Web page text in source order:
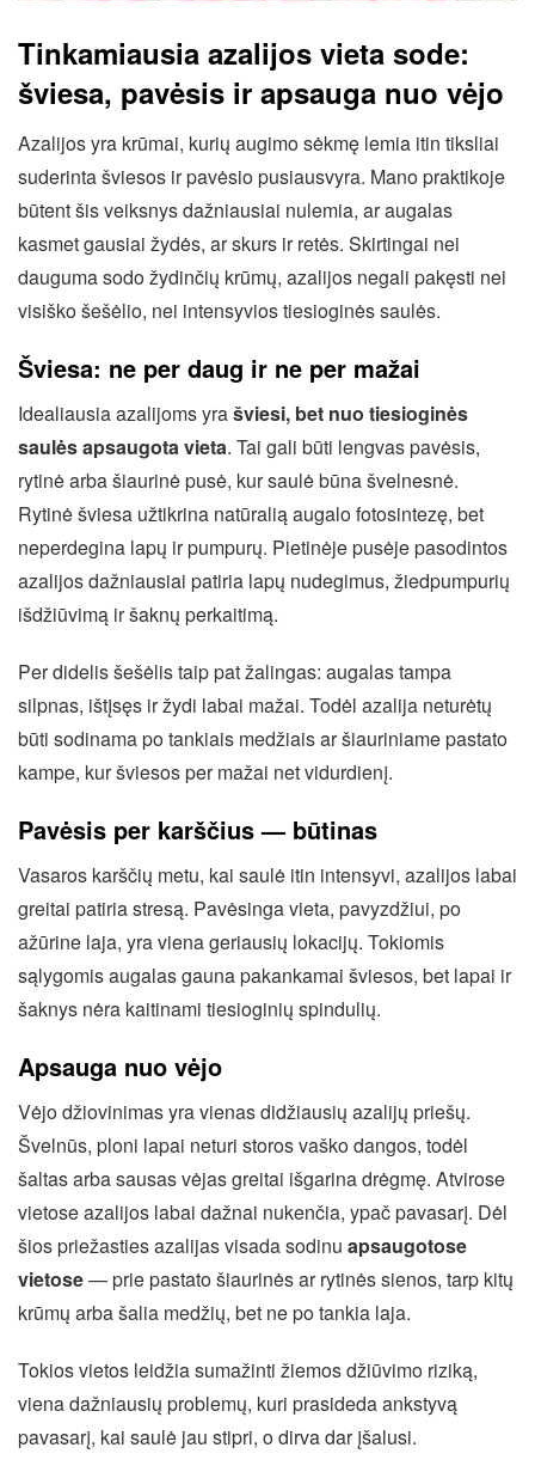
Tinkamiausia azalijos vieta sode:
šviesa, pavėsis ir apsauga nuo vėjo
Azalijos yra krūmai, kurių augimo sėkmę lemia itin tiksliai
suderinta šviesos ir pavėsio pusiausvyra. Mano praktikoje
būtent šis veiksnys dažniausiai nulemia, ar augalas
kasmet gausiai žydės, ar skurs ir retės. Skirtingai nei
dauguma sodo žydinčių krūmų, azalijos negali pakęsti nei
visiško šešėlio, nei intensyvios tiesioginės saulės.
Šviesa: ne per daug ir ne per mažai
Idealiausia azalijoms yrašviesi, bet nuo tiesioginės
saulės apsaugota vieta. Tai gali būti lengvas pavėsis,
rytinė arba šiaurinė pusė, kur saulė būna švelnesnė.
Rytinė šviesa užtikrina natūralią augalo fotosintezę, bet
neperdegina lapų ir pumpurų. Pietinėje pusėje pasodintos
azalijos dažniausiai patiria lapų nudegimus, žiedpumpurių
išdžiūvimą ir šaknų perkaitimą.
Per didelis šešėlis taip pat žalingas: augalas tampa
silpnas, ištįsęs ir žydi labai mažai. Todėl azalija neturėtų
būti sodinama po tankiais medžiais ar šiauriniame pastato
kampe, kur šviesos per mažai net vidurdienį.
Pavėsis per karščius — būtinas
Vasaros karščių metu, kai saulė itin intensyvi, azalijos labai
greitai patiria stresą. Pavėsinga vieta, pavyzdžiui, po
ažūrine laja, yra viena geriausių lokacijų. Tokiomis
sąlygomis augalas gauna pakankamai šviesos, bet lapai ir
šaknys nėra kaitinami tiesioginių spindulių.
Apsauga nuo vėjo
Vėjo džiovinimas yra vienas didžiausių azalijų priešų.
Švelnūs, ploni lapai neturi storos vaško dangos, todėl
šaltas arba sausas vėjas greitai išgarina drėgmę. Atvirose
vietose azalijos labai dažnai nukenčia, ypač pavasarį. Dėl
šios priežasties azalijas visada sodinu apsaugotose
vietose— prie pastato šiaurinės ar rytinės sienos, tarp kitų
krūmų arba šalia medžių, bet ne po tankia laja.
Tokios vietos leidžia sumažinti žiemos džiūvimo riziką,
viena dažniausių problemų, kuri prasideda ankstyvą
pavasarį, kai saulė jau stipri, o dirva dar įšalusi.